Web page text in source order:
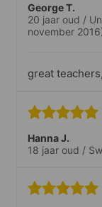
George T.
20 jaar oud /
november
great
Hanna J.
18 jaar oud /